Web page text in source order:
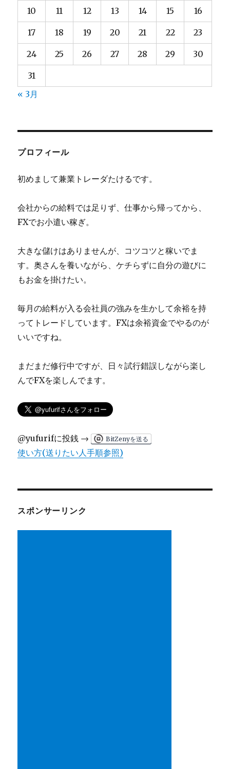
10 11 12 13 14 15 16
17 18 19 20 21 22 23
24 25 26 27 28 29 30
31
« 3月
プロフィール
初めまして兼業トレーダたけるです。
会社からの給料では足りず、仕事から帰ってから、
FXでお小遣い稼ぎ。
大きな儲けはありませんが、コツコツと稼いでま
す。奥さんを養いながら、ケチらずに自分の遊びに
もお金を掛けたい。
毎月の給料が入る会社員の強みを生かして余裕を持
ってトレードしています。FXは余裕資金でやるのが
いいですね。
まだまだ修行中ですが、日々試行錯誤しながら楽し
んでFXを楽しんでます。
@yufurifに投銭 → BitZenyを送る
使い方(送りたい人手順参照)
スポンサーリンク